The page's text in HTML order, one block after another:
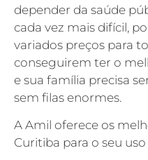
depender da saúde
cada vez mais difícil,
variados preços para
conseguirem ter o
e sua família precisa
sem filas enormes.
A Amil oferece os
Curitiba para o seu